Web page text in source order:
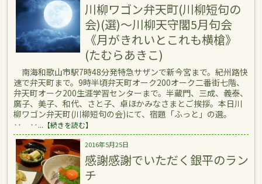
川柳ワゴン弁天町(川柳短句の
会)(選)～川柳天守閣5月句会
《月がきれいとこれも横槍》
(たむらあきこ)
南海和歌山市駅7時48分発特急サザンで新今宮まで。紀州路快
速で弁天町まで。9時半頃弁天町オーク200オーク二番街七階、
弁天町オーク200生涯学習センターまで。半蔵門、三成、義泰、
廣子、美子、和代、さと子、卓ほかみなさまとご挨拶。本日川
柳ワゴン弁天町(川柳短句の会)にて、宿題「ふっと」の選。
‥ ‥... 【続きを読む】
2016年5月25日
感謝感謝でいただく銀平のラン
チ